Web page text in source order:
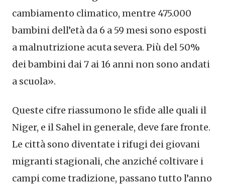
cambiamento climatico, mentre 475.000
bambini dell’età da 6 a 59 mesi sono esposti
a malnutrizione acuta severa. Più del 50%
dei bambini dai 7 ai 16 anni non sono andati
a scuola».
Queste cifre riassumono le sfide alle quali il
Niger, e il Sahel in generale, deve fare fronte.
Le città sono diventate i rifugi dei giovani
migranti stagionali, che anziché coltivare i
campi come tradizione, passano tutto l’anno